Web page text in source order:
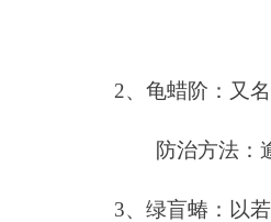
2、 龟蜡阶：又
防治方法：逾
3、绿盲蝽：以